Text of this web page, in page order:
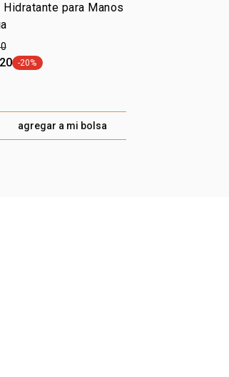
Hidratante para Manos Ekos
etiqueta -20%
-20%
agregar a mi bolsa